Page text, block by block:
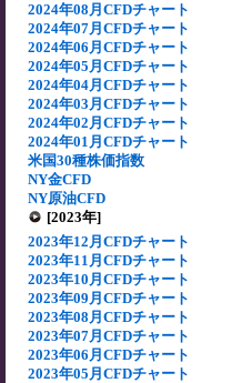
2024年08月CFDチャート
2024年07月CFDチャート
2024年06月CFDチャート
2024年05月CFDチャート
2024年04月CFDチャート
2024年03月CFDチャート
2024年02月CFDチャート
2024年01月CFDチャート
米国30種株価指数
NY金CFD
NY原油CFD
[2023年]
2023年12月CFDチャート
2023年11月CFDチャート
2023年10月CFDチャート
2023年09月CFDチャート
2023年08月CFDチャート
2023年07月CFDチャート
2023年06月CFDチャート
2023年05月CFDチャート